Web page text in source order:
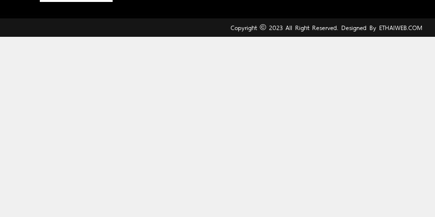
Copyright © 2023 All Right Reserved. Designed By ETHAIWEB.COM